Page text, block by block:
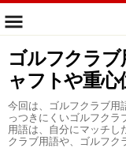
ゴルフクラブ
ャフトや重心
今回は、ゴルフクラブ用
っつきにくいゴルフクラ
用語は、自分にマッチし
クラブ用語や、ゴルフク